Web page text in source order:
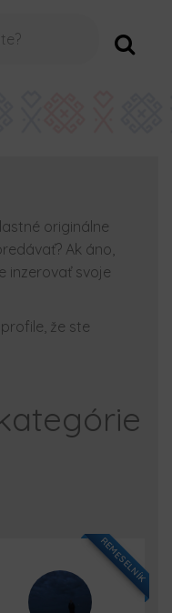
originálne
Ak áno,
inzerovať svoje
že ste
REMESELNÍK